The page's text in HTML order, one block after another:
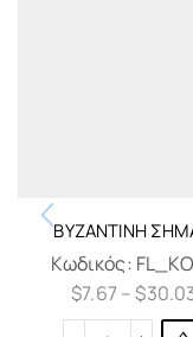
ΒΥΖΑΝΤΙΝΉ
Κωδικός:
$7.67– $